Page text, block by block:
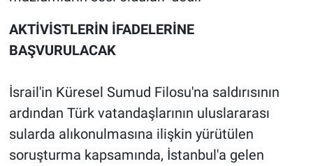
AKTİVİSTLERİN İFADELERİNE
BAŞVURULACAK
İsrail'in Küresel Sumud Filosu'na saldırısının
ardından Türk vatandaşlarının uluslararası
sularda alıkonulmasına ilişkin yürütülen
soruşturma kapsamında, İstanbul'a gelen